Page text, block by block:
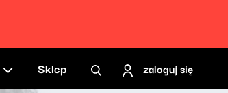
Sklep zaloguj się